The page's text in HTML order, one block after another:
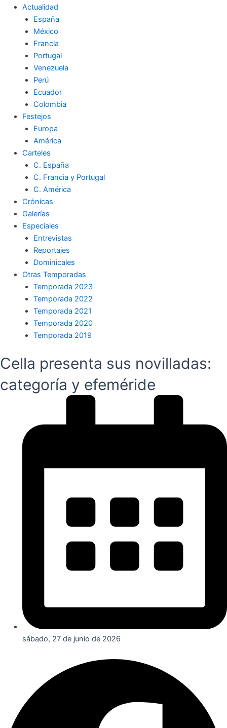
Actualidad
España
México
Francia
Portugal
Venezuela
Perú
Ecuador
Colombia
Festejos
Europa
América
Carteles
C. España
C. Francia y Portugal
C. América
Crónicas
Galerías
Especiales
Entrevistas
Reportajes
Dominicales
Otras Temporadas
Temporada 2023
Temporada 2022
Temporada 2021
Temporada 2020
Temporada 2019
Cella presenta sus novilladas:
categoría y efeméride
sábado, 27 de junio de 2026